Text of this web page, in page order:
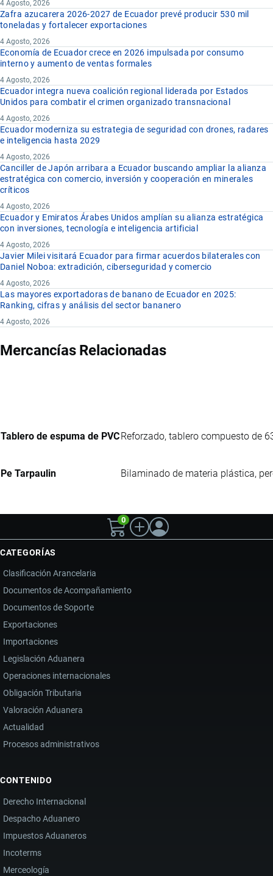
4 Agosto, 2026
Zafra azucarera 2026-2027 de Ecuador prevé producir 530 mil
toneladas y fortalecer exportaciones
4 Agosto, 2026
Economía de Ecuador crece en 2026 impulsada por consumo
interno y aumento de ventas formales
4 Agosto, 2026
Ecuador integra nueva coalición regional liderada por Estados
Unidos para combatir el crimen organizado transnacional
4 Agosto, 2026
Ecuador moderniza su estrategia de seguridad con drones, radares
e inteligencia hasta 2029
4 Agosto, 2026
Canciller de Japón arribara a Ecuador buscando ampliar la alianza
estratégica con comercio, inversión y cooperación en minerales
críticos
4 Agosto, 2026
Ecuador y Emiratos Árabes Unidos amplían su alianza estratégica
con inversiones, tecnología e inteligencia artificial
4 Agosto, 2026
Javier Milei visitará Ecuador para firmar acuerdos bilaterales con
Daniel Noboa: extradición, ciberseguridad y comercio
4 Agosto, 2026
Las mayores exportadoras de banano de Ecuador en 2025:
Ranking, cifras y análisis del sector bananero
4 Agosto, 2026
Mercancías Relacionadas
Tablero de espuma de PVC Reforzado, tablero compuesto de
Pe Tarpaulin Bilaminado de materia plástica,
0
CATEGORÍAS
Clasificación Arancelaria
Documentos de Acompañamiento
Documentos de Soporte
Exportaciones
Importaciones
Legislación Aduanera
Operaciones internacionales
Obligación Tributaria
Valoración Aduanera
Actualidad
Procesos administrativos
CONTENIDO
Derecho Internacional
Despacho Aduanero
Impuestos Aduaneros
Incoterms
Merceología